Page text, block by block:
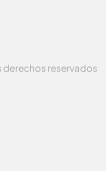
derechos reservados